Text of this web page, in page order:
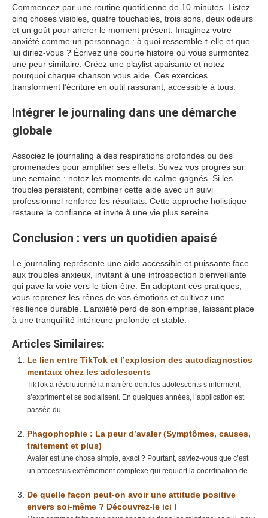
Commencez par une routine quotidienne de 10 minutes. Listez
cinq choses visibles, quatre touchables, trois sons, deux odeurs
et un goût pour ancrer le moment présent. Imaginez votre
anxiété comme un personnage : à quoi ressemble-t-elle et que
lui diriez-vous ? Écrivez une courte histoire où vous surmontez
une peur similaire. Créez une playlist apaisante et notez
pourquoi chaque chanson vous aide. Ces exercices
transforment l’écriture en outil rassurant, accessible à tous.
Intégrer le journaling dans une démarche
globale
Associez le journaling à des respirations profondes ou des
promenades pour amplifier ses effets. Suivez vos progrès sur
une semaine : notez les moments de calme gagnés. Si les
troubles persistent, combiner cette aide avec un suivi
professionnel renforce les résultats. Cette approche holistique
restaure la confiance et invite à une vie plus sereine.
Conclusion : vers un quotidien apaisé
Le journaling représente une aide accessible et puissante face
aux troubles anxieux, invitant à une introspection bienveillante
qui pave la voie vers le bien-être. En adoptant ces pratiques,
vous reprenez les rênes de vos émotions et cultivez une
résilience durable. L’anxiété perd de son emprise, laissant place
à une tranquillité intérieure profonde et stable.
Articles Similaires:
Le lien entre TikTok et l’explosion des autodiagnostics
mentaux chez les adolescents
TikTok a révolutionné la manière dont les adolescents s’informent,
s’expriment et se socialisent. En quelques années, l’application est
passée du...
Phagophophie : La peur d’avaler (Symptômes, causes,
traitement et plus)
Avaler est une chose simple, exact ? Pourtant, saviez-vous que c’est
un processus extrêmement complexe qui requiert la coordination de...
De quelle façon peut-on avoir une attitude positive
envers soi-même ? Découvrez-le ici !